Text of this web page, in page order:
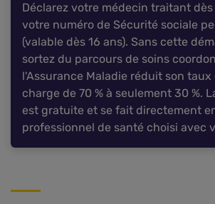
Déclarez votre médecin traitant
votre numéro de Sécurité sociale
(valable dès 16 ans). Sans cette
sortez du parcours de soins
l'Assurance Maladie réduit son taux
charge de 70 % à seulement 30 %.
est gratuite et se fait directement
professionnel de santé choisi avec